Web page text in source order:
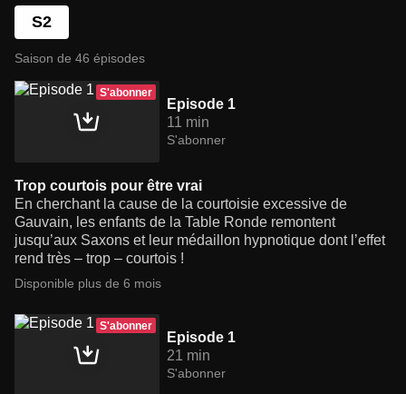
S2
Saison de 46 épisodes
S'abonner
Episode 1
11 min
S'abonner
Trop courtois pour être vrai
En cherchant la cause de la courtoisie excessive de
Gauvain, les enfants de la Table Ronde remontent
jusqu’aux Saxons et leur médaillon hypnotique dont l’effet
rend très – trop – courtois !
Disponible plus de 6 mois
S'abonner
Episode 1
21 min
S'abonner